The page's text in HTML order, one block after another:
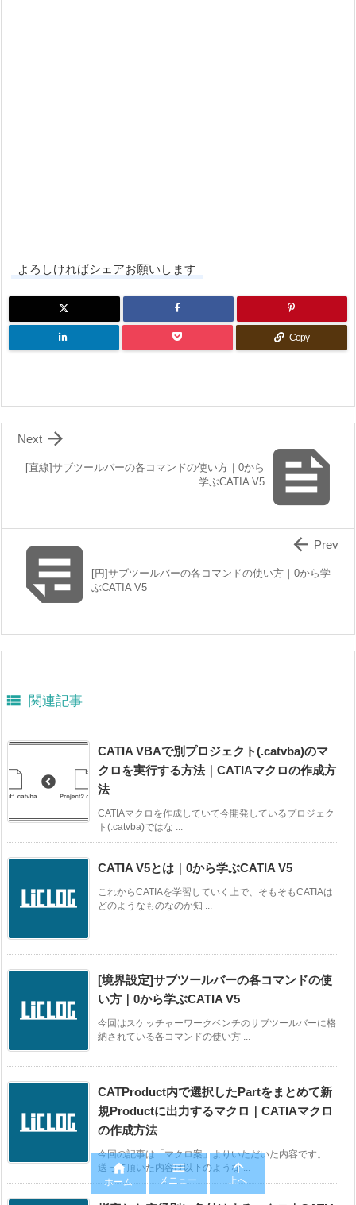
よろしければシェアお願いします
Copy

[直線]サブツールバーの各コマンドの使い方｜0から
学ぶCATIA V5

Next
[円]サブツールバーの各コマンドの使い方｜0から学
ぶCATIA V5
 Prev
 関連記事
CATIA VBAで別プロジェクト(.catvba)のマ
クロを実行する方法｜CATIAマクロの作成方
法
CATIAマクロを作成していて今開発しているプロジェク
ト(.catvba)ではな ...
CATIA V5とは｜0から学ぶCATIA V5
これからCATIAを学習していく上で、そもそもCATIAは
どのようなものなのか知 ...
[境界設定]サブツールバーの各コマンドの使
い方｜0から学ぶCATIA V5
今回はスケッチャーワークベンチのサブツールバーに格
納されている各コマンドの使い方 ...
CATProduct内で選択したPartをまとめて新
規Productに出力するマクロ｜CATIAマクロ
の作成方法
今回の記事は「マクロ案」よりいただいた内容です。
送って頂いた内容は以下のような ...

ホーム

メニュー

上へ